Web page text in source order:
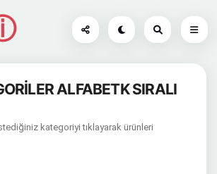
ALFABETK SIRALI
kategoriyi tıklayarak ürünleri